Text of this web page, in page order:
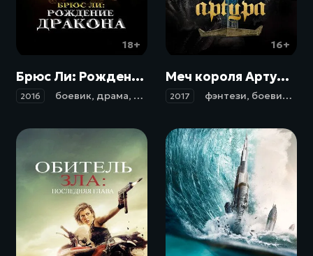
18+
Брюс Ли: Рождение Дракона / Birth of the Dragon (2016)
2016 боевик, драма, биография
16+
Меч короля Артура / King Arthur: Legend of the Sword (2017)
2017 фэнтези, боевик ,